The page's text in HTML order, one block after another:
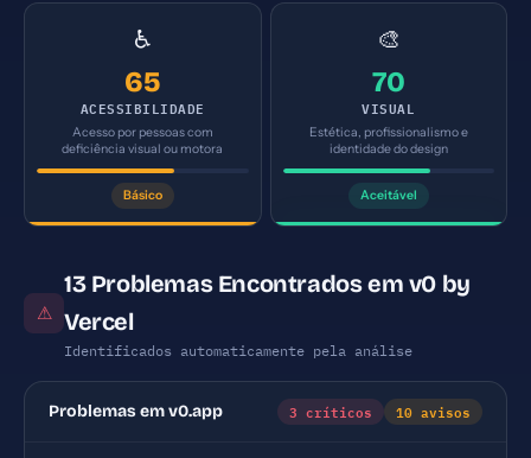
♿
65
ACESSIBILIDADE
Acesso por pessoas com
deficiência visual ou motora
Básico
🎨
70
VISUAL
Estética, profissionalismo e
identidade do design
Aceitável
⚠
13 Problemas Encontrados em v0 by
Vercel
Identificados automaticamente pela análise
Problemas em v0.app 3 críticos 10 avisos